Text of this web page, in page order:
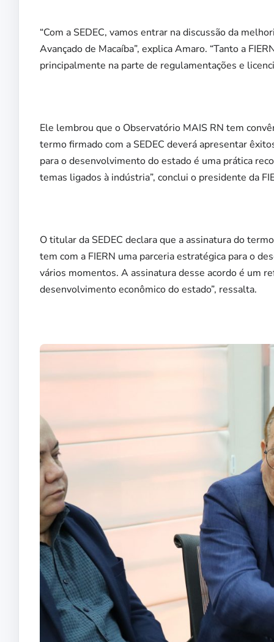
“Com a SEDEC, vamos entrar na discussão da
Avançado de Macaíba”, explica Amaro. “Tanto a
principalmente na parte de regulamentações e
Ele lembrou que o Observatório MAIS RN tem
termo firmado com a SEDEC deverá apresentar
para o desenvolvimento do estado é uma prática
temas ligados à indústria”, conclui o presidente da
O titular da SEDEC declara que a assinatura do
tem com a FIERN uma parceria estratégica para o
vários momentos. A assinatura desse acordo é um
desenvolvimento econômico do estado”, ressalta.